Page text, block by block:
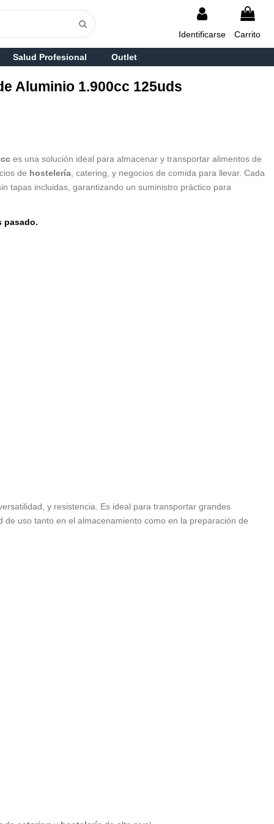
Identificarse Carrito
Salud Profesional Outlet
Aluminio 1.900cc 125uds
es una solución ideal para almacenar y transportar alimentos de
de hostelería , catering, y negocios de comida para llevar. Cada
sin tapas incluidas, garantizando un suministro práctico para
pasado.
y resistencia. Es ideal para transportar grandes
uso tanto en el almacenamiento como en la preparación de